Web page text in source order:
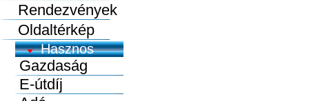
Rendezvények
Oldaltérkép